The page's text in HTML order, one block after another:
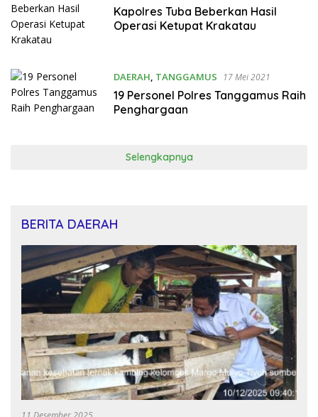
Kapolres Tuba Beberkan Hasil
Operasi Ketupat Krakatau
DAERAH, TANGGAMUS 17 Mei 2021
19 Personel Polres Tanggamus Raih
Penghargaan
Selengkapnya
BERITA DAERAH